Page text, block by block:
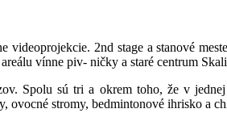
2nd stage a stanové
vínne piv- ničky a staré centrum
Spolu sú tri a okrem toho, že v
ovocné stromy, bedmintonové ihrisko a